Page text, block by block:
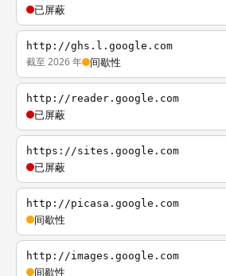
已屏蔽
http://ghs.l.google.com
截至 2026 年 间歇性
http://reader.google.com
已屏蔽
https://sites.google.com
已屏蔽
http://picasa.google.com
间歇性
http://images.google.com
间歇性